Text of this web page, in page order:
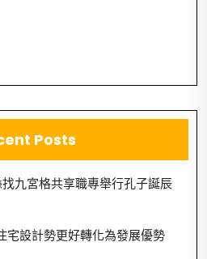
Posts
九宮格共享職專舉行孔子誕辰
宅設計勢更好轉化為發展優勢